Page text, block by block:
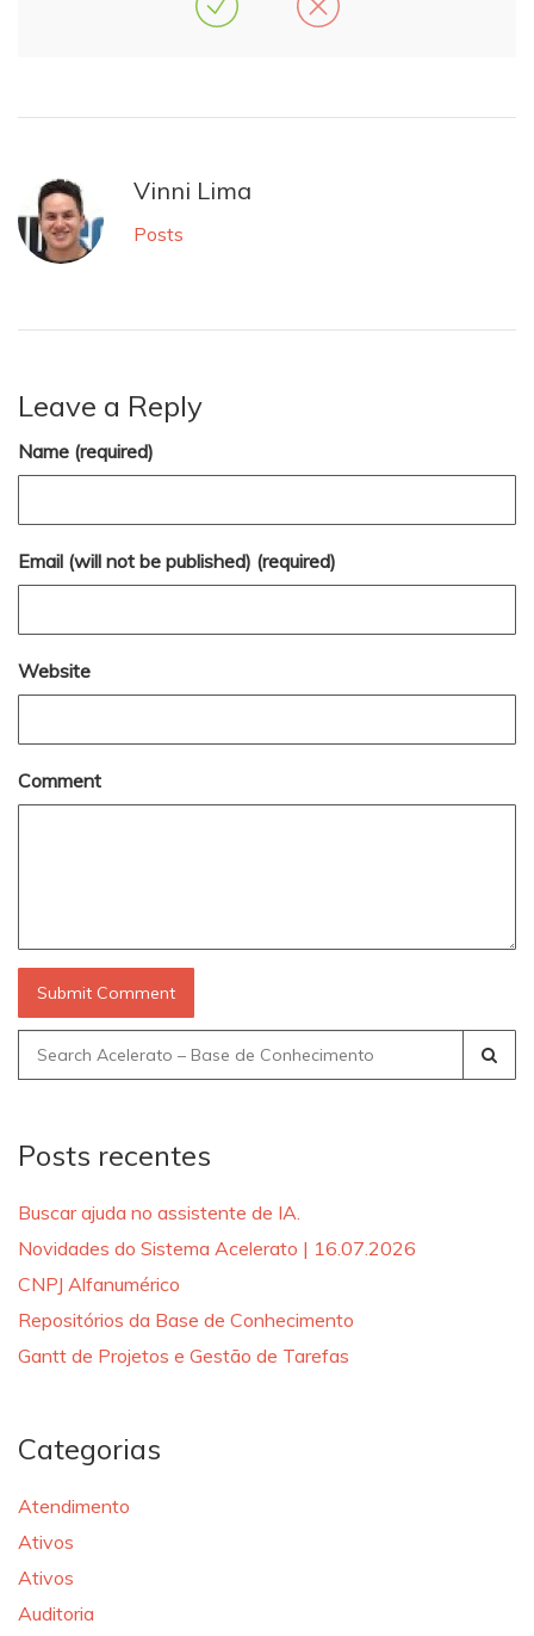
Vinni Lima
Posts
Leave a Reply
Name (required)
Email (will not be published) (required)
Website
Comment
Search
for:
Posts recentes
Buscar ajuda no assistente de IA.
Novidades do Sistema Acelerato | 16.07.2026
CNPJ Alfanumérico
Repositórios da Base de Conhecimento
Gantt de Projetos e Gestão de Tarefas
Categorias
Atendimento
Ativos
Ativos
Auditoria